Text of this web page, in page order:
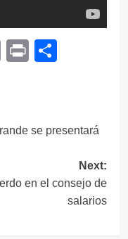
Copy
Print
se presentará
Next:
en el consejo de
salarios